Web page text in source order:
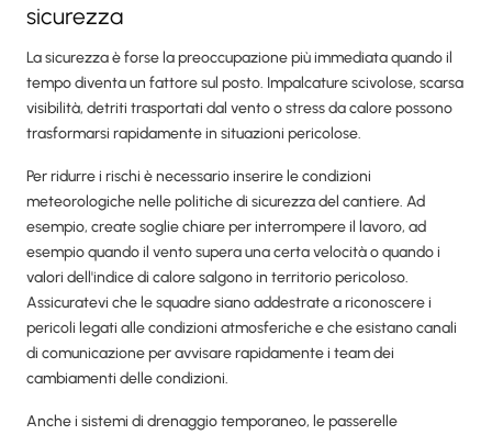
sicurezza
La sicurezza è forse la preoccupazione più immediata quando il
tempo diventa un fattore sul posto. Impalcature scivolose, scarsa
visibilità, detriti trasportati dal vento o stress da calore possono
trasformarsi rapidamente in situazioni pericolose.
Per ridurre i rischi è necessario inserire le condizioni
meteorologiche nelle politiche di sicurezza del cantiere. Ad
esempio, create soglie chiare per interrompere il lavoro, ad
esempio quando il vento supera una certa velocità o quando i
valori dell'indice di calore salgono in territorio pericoloso.
Assicuratevi che le squadre siano addestrate a riconoscere i
pericoli legati alle condizioni atmosferiche e che esistano canali
di comunicazione per avvisare rapidamente i team dei
cambiamenti delle condizioni.
Anche i sistemi di drenaggio temporaneo, le passerelle